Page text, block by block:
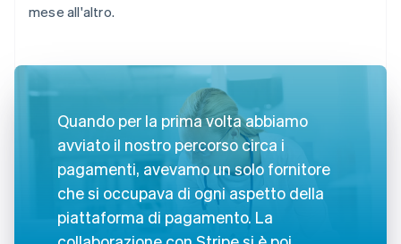
mese all'altro.
Quando per la prima volta abbiamo
avviato il nostro percorso circa i
pagamenti, avevamo un solo fornitore
che si occupava di ogni aspetto della
piattaforma di pagamento. La